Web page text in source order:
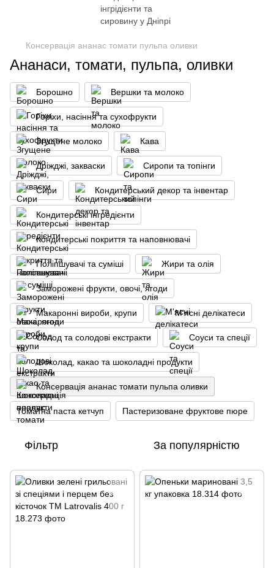
Консервація ананас томати пульпа оливки
Ананаси, томати, пульпа, оливки
Борошно Вершки та молоко
Горіхи, насіння та сухофрукти
Згущене молоко Кава
Дріжджі, закваски Сиропи та топінги
Сири Кондитерський декор та інвентар
Кондитерські інгредієнти
Кондитерські покриття та наповнювачі
Поліпшувачі та суміші Жири та олія
Заморожені фрукти, овочі, ягоди
Макаронні вироби, крупи М'ясні делікатеси
Солод та солодові екстракти Соуси та спеції
Шоколад, какао та шоколадні продукти
Консервація ананас томати пульпа оливки
Томатна паста кетчуп Пастеризоване фруктове пюре
Фільтр За популярністю